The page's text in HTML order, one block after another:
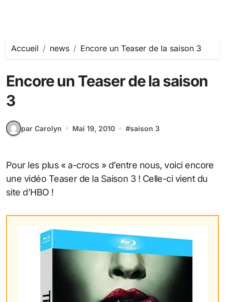
Accueil news Encore un Teaser de la saison 3
Encore un Teaser de la saison
3
par Carolyn Mai 19, 2010 #saison 3
Pour les plus « a-crocs » d’entre nous, voici encore
une vidéo Teaser de la Saison 3 ! Celle-ci vient du
site d’HBO !